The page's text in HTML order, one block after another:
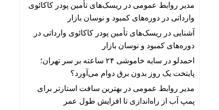
مدیر روابط عمومی در ریسک‌های تأمین پودر کاکائوی
وارداتی در دوره‌های کمبود و نوسان بازار
آشنایی در ریسک‌های تأمین پودر کاکائوی وارداتی در
دوره‌های کمبود و نوسان بازار
احمدلو در
سایه خاموشی ۲۴ ساعته بر سر تهران؛
پایتخت یک روز بدون برق دوام می‌آورد؟
مدیر روابط عمومی در بهترین سافت استارتر برای
پمپ آب از راه‌اندازی تا افزایش طول عمر